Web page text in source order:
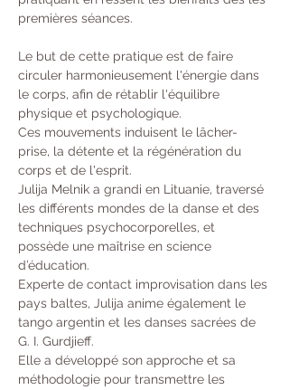
premières séances.
Le but de cette pratique est de faire
circuler harmonieusement l'énergie dans
le corps, afin de rétablir l'équilibre
physique et psychologique.
Ces mouvements induisent le lâcher-
prise, la détente et la régénération du
corps et de l'esprit.
Julija Melnik a grandi en Lituanie, traversé
les différents mondes de la danse et des
techniques psychocorporelles, et
possède une maîtrise en science
d’éducation.
Experte de contact improvisation dans les
pays baltes, Julija anime également le
tango argentin et les danses sacrées de
G. I. Gurdjieff.
Elle a développé son approche et sa
méthodologie pour transmettre les